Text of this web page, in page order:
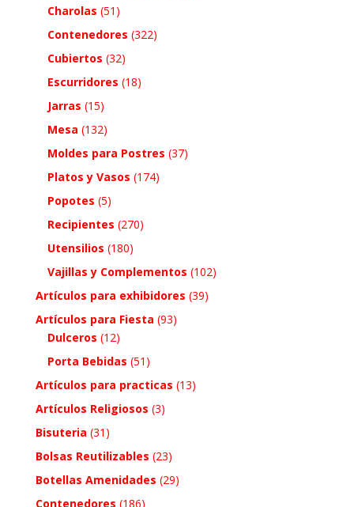
Charolas (51)
Contenedores (322)
Cubiertos (32)
Escurridores (18)
Jarras (15)
Mesa (132)
Moldes para Postres (37)
Platos y Vasos (174)
Popotes (5)
Recipientes (270)
Utensilios (180)
Vajillas y Complementos (102)
Artículos para exhibidores (39)
Artículos para Fiesta (93)
Dulceros (12)
Porta Bebidas (51)
Artículos para practicas (13)
Artículos Religiosos (3)
Bisuteria (31)
Bolsas Reutilizables (23)
Botellas Amenidades (29)
Contenedores (186)